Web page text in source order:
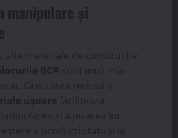
manipulare și
alte materiale de construcție
BCA sunt mult mai
Greutatea redusă a
ușoare facilitează
și așezarea lor,
a productivității și la